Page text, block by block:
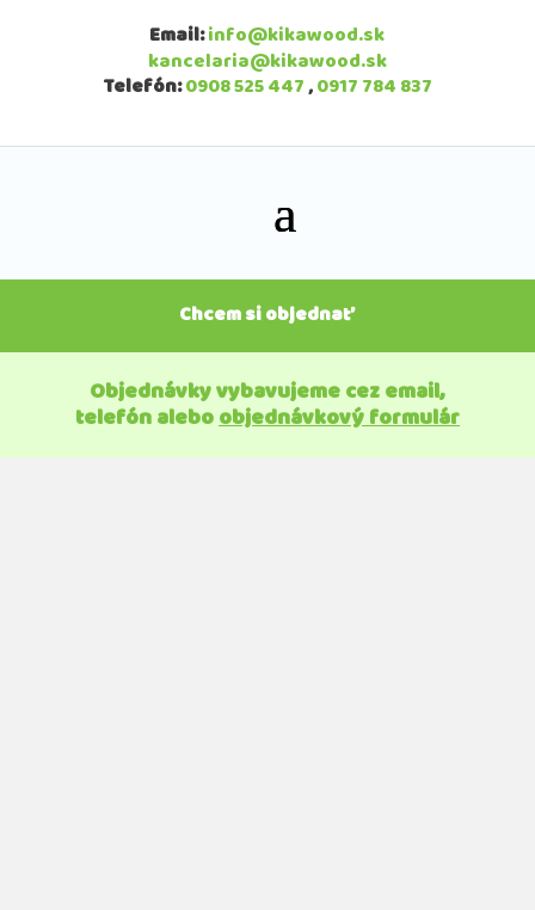
Email:info@kikawood.sk
kancelaria@kikawood.sk
Telefón:0908 525 447,0917 784 837
Chcem si objednať
Objednávky vybavujeme cez email,
telefón aleboobjednávkový formulár